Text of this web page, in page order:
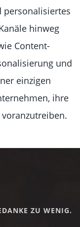
personalisiertes
hinweg
Content-
und
einzigen
ihre
ZU WENIG.